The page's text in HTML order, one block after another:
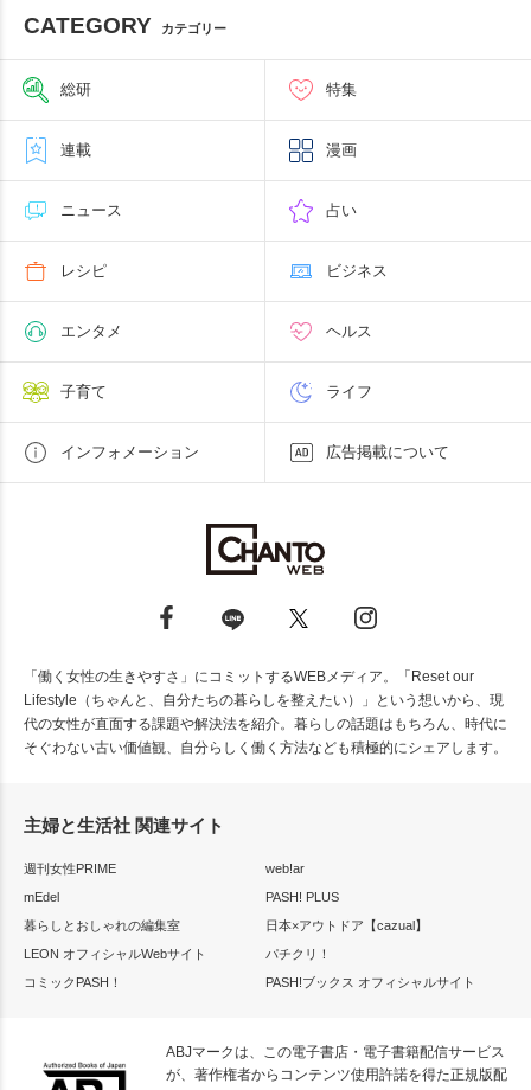
CATEGORY カテゴリー
総研 特集
連載 漫画
ニュース 占い
レシピ ビジネス
エンタメ ヘルス
子育て ライフ
インフォメーション 広告掲載について
「働く女性の生きやすさ」にコミットするWEBメディア。「Reset our
Lifestyle（ちゃんと、自分たちの暮らしを整えたい）」という想いから、現
代の女性が直面する課題や解決法を紹介。暮らしの話題はもちろん、時代に
そぐわない古い価値観、自分らしく働く方法なども積極的にシェアします。
主婦と生活社 関連サイト
週刊女性PRIME
web!ar
mEdel
PASH! PLUS
暮らしとおしゃれの編集室
日本×アウトドア【cazual】
LEON オフィシャルWebサイト
パチクリ！
コミックPASH！
PASH!ブックス オフィシャルサイト
ABJマークは、この電子書店・電子書籍配信サービス
が、著作権者からコンテンツ使用許諾を得た正規版配